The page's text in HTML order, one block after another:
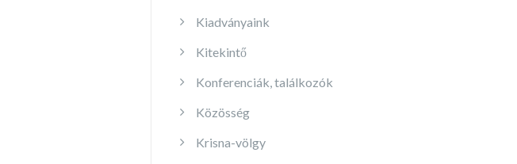
Kiadványaink
Kitekintő
Konferenciák, találkozók
Közösség
Krisna-völgy